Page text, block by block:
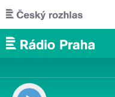
Přejít k hlavnímu obsahu